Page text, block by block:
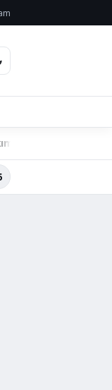
Sürdürüyor